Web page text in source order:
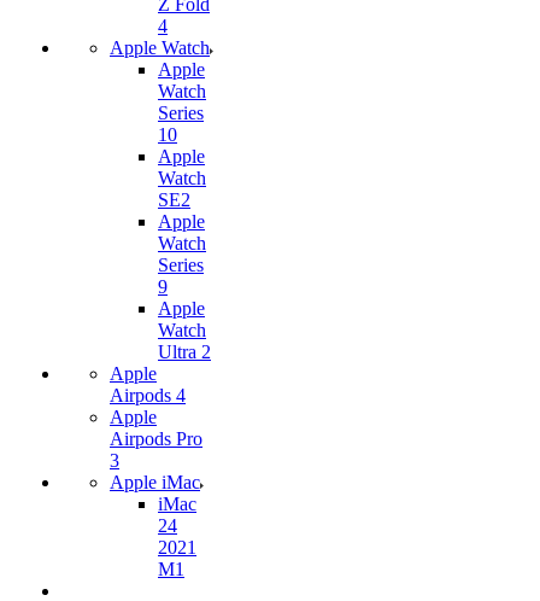
Z Fold
4
Apple Watch
Apple
Watch
Series
10
Apple
Watch
SE2
Apple
Watch
Series
9
Apple
Watch
Ultra 2
Apple
Airpods 4
Apple
Airpods Pro
3
Apple iMac
iMac
24
2021
M1